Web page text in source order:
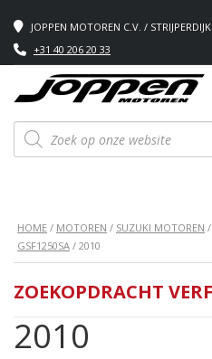
JOPPEN MOTOREN C.V. /
+31 40 206 20 33
Producten
zoeken
HOME / MOTOREN / SUZUKI MOTOREN /
GSF1250SA / 2010
2010
ZOEKOPDRACHT